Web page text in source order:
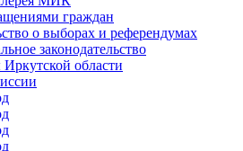
граждан
о выборах и референдумах
законодательство
области